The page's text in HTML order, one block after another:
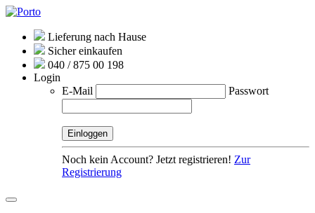
Lieferung nach Hause
Sicher einkaufen
040 / 875 00 198
Login
E-Mail
Passwort
Noch kein Account? Jetzt registrieren! Zur
Registrierung